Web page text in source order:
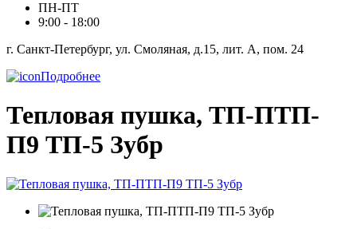
ПН-ПТ
9:00 - 18:00
г. Санкт-Петербург, ул. Смоляная, д.15, лит. А, пом. 24
Подробнее
Тепловая пушка, ТП-ПТП-
П9 ТП-5 Зубр